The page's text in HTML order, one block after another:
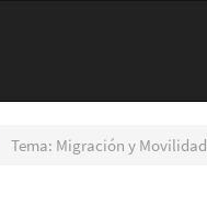
Tema: Migración y Movilidad